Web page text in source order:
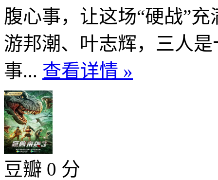
腹心事，让这场“硬战”
游邦潮、叶志辉，三人
事... 查看详情 »
豆瓣 0 分